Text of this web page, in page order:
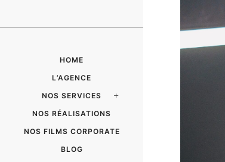
HOME
L’AGENCE
NOS SERVICES
NOS RÉALISATIONS
NOS FILMS CORPORATE
BLOG